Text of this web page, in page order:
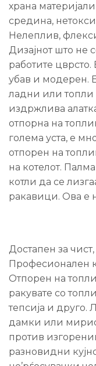
храна
средина,
Нелеплив,
Дизајнот што не
работите
убав и модерен.
ладни или топли
издржлива
отпорна на
голема уста, е
отпорен на
на котелот.
котли да се
ракавици. Ова е
Достапен за
Професионален
Отпорен на
ракувате со
тепсија и
дамки или
против
разновидни